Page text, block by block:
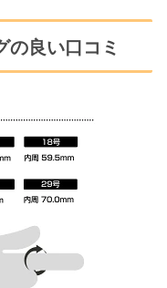
良い口コミ